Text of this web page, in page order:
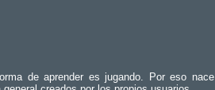
de aprender es jugando. Por eso nace